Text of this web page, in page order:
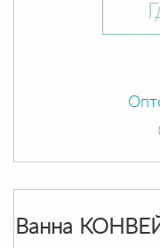
Ванна